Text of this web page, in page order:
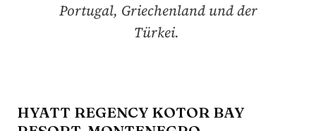
Portugal, Griechenland und der
Türkei.
HYATT REGENCY KOTOR BAY